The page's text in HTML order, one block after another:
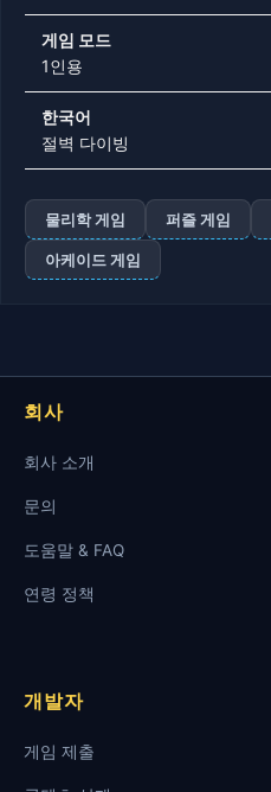
게임 모드
1인용
한국어
절벽 다이빙
물리학 게임 퍼즐 게임
아케이드 게임
회사
회사 소개
문의
도움말 & FAQ
연령 정책
개발자
게임 제출